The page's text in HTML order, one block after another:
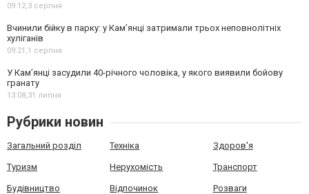
09:12,3 серпня
Вчинили бійку в парку: у Кам’янці затримали трьох неповнолітніх
хуліганів
09:21,1 серпня
У Камʼянці засудили 40-річного чоловіка, у якого виявили бойову
гранату
13:08,31 липня
Рубрики новин
Загальний розділ Техніка Здоров'я
Туризм Нерухомість Транспорт
Будівництво Відпочинок Розваги